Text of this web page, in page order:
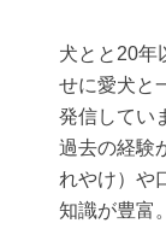
犬とと20年
せに愛犬と
発信してい
過去の経験
れやけ）や
知識が豊富。